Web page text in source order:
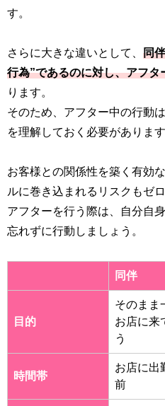
す。
さらに大きな違いとして、 同
行為”であるのに対し、アフタ
ります。
そのため、アフター中の行動
を理解しておく必要があります
お客様との関係性を築く有効
ルに巻き込まれるリスクもゼ
アフターを行う際は、自分自
忘れずに行動しましょう。
同伴
目的
そのまま
お店に来
う
時間帯
お店に出
前